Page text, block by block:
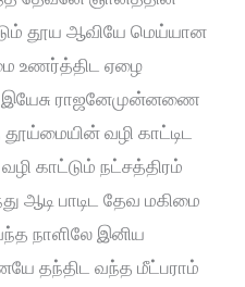
தூய ஆவியே மெய்யான
உணர்த்திட ஏழை
இயேசு ராஜனேமுன்னணை
வழி காட்டிட
காட்டும் நட்சத்திரம்
ஆடி பாடிட தேவ மகிமை
நாளிலே இனிய
தந்திட வந்த மீட்பராம்